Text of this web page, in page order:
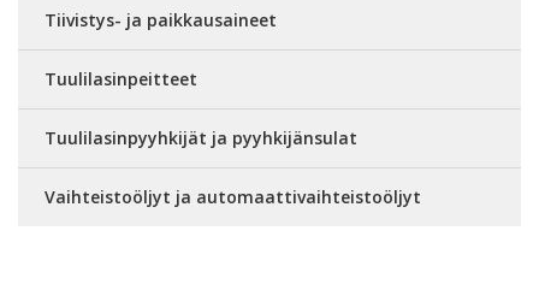
Tiivistys- ja paikkausaineet
Tuulilasinpeitteet
Tuulilasinpyyhkijät ja pyyhkijänsulat
Vaihteistoöljyt ja automaattivaihteistoöljyt